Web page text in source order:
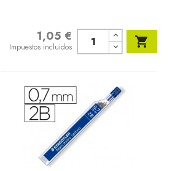
1,05 €
Impuestos incluidos 